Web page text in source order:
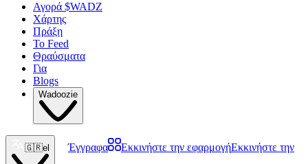
Αγορά $WADZ
Χάρτης
Πράξη
Το Feed
Θραύσματα
Για
Blogs
Wadoozie
🇬🇷el Έγγραφα Εκκινήστε την εφαρμογήΕκκινήστε την